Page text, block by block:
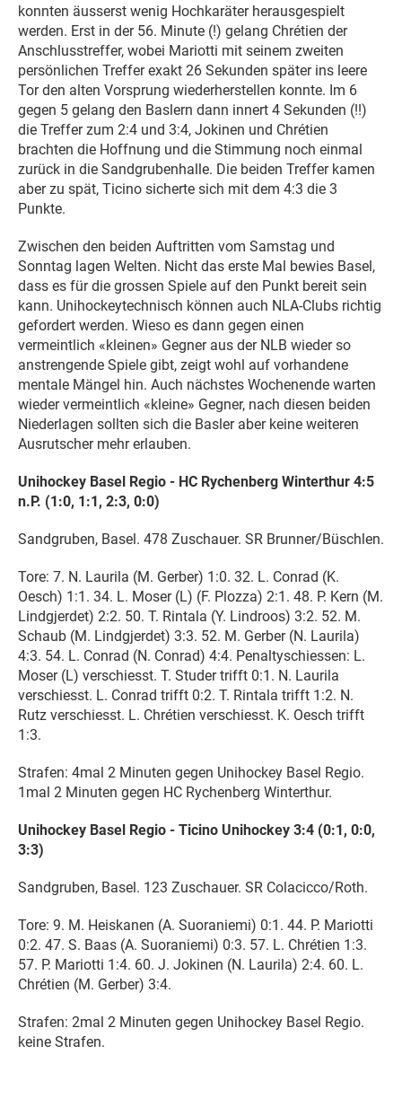
konnten äusserst wenig Hochkaräter herausgespielt
werden. Erst in der 56. Minute (!) gelang Chrétien der
Anschlusstreffer, wobei Mariotti mit seinem zweiten
persönlichen Treffer exakt 26 Sekunden später ins leere
Tor den alten Vorsprung wiederherstellen konnte. Im 6
gegen 5 gelang den Baslern dann innert 4 Sekunden (!!)
die Treffer zum 2:4 und 3:4, Jokinen und Chrétien
brachten die Hoffnung und die Stimmung noch einmal
zurück in die Sandgrubenhalle. Die beiden Treffer kamen
aber zu spät, Ticino sicherte sich mit dem 4:3 die 3
Punkte.
Zwischen den beiden Auftritten vom Samstag und
Sonntag lagen Welten. Nicht das erste Mal bewies Basel,
dass es für die grossen Spiele auf den Punkt bereit sein
kann. Unihockeytechnisch können auch NLA-Clubs richtig
gefordert werden. Wieso es dann gegen einen
vermeintlich «kleinen» Gegner aus der NLB wieder so
anstrengende Spiele gibt, zeigt wohl auf vorhandene
mentale Mängel hin. Auch nächstes Wochenende warten
wieder vermeintlich «kleine» Gegner, nach diesen beiden
Niederlagen sollten sich die Basler aber keine weiteren
Ausrutscher mehr erlauben.
Unihockey Basel Regio - HC Rychenberg Winterthur 4:5
n.P. (1:0, 1:1, 2:3, 0:0)
Sandgruben, Basel. 478 Zuschauer. SR Brunner/Büschlen.
Tore: 7. N. Laurila (M. Gerber) 1:0. 32. L. Conrad (K.
Oesch) 1:1. 34. L. Moser (L) (F. Plozza) 2:1. 48. P. Kern (M.
Lindgjerdet) 2:2. 50. T. Rintala (Y. Lindroos) 3:2. 52. M.
Schaub (M. Lindgjerdet) 3:3. 52. M. Gerber (N. Laurila)
4:3. 54. L. Conrad (N. Conrad) 4:4. Penaltyschiessen: L.
Moser (L) verschiesst. T. Studer trifft 0:1. N. Laurila
verschiesst. L. Conrad trifft 0:2. T. Rintala trifft 1:2. N.
Rutz verschiesst. L. Chrétien verschiesst. K. Oesch trifft
1:3.
Strafen: 4mal 2 Minuten gegen Unihockey Basel Regio.
1mal 2 Minuten gegen HC Rychenberg Winterthur.
Unihockey Basel Regio - Ticino Unihockey 3:4 (0:1, 0:0,
3:3)
Sandgruben, Basel. 123 Zuschauer. SR Colacicco/Roth.
Tore: 9. M. Heiskanen (A. Suoraniemi) 0:1. 44. P. Mariotti
0:2. 47. S. Baas (A. Suoraniemi) 0:3. 57. L. Chrétien 1:3.
57. P. Mariotti 1:4. 60. J. Jokinen (N. Laurila) 2:4. 60. L.
Chrétien (M. Gerber) 3:4.
Strafen: 2mal 2 Minuten gegen Unihockey Basel Regio.
keine Strafen.